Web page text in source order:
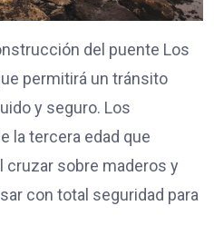
del puente Los
permitirá un tránsito
y seguro. Los
la tercera edad que
cruzar sobre maderos y
con total seguridad para